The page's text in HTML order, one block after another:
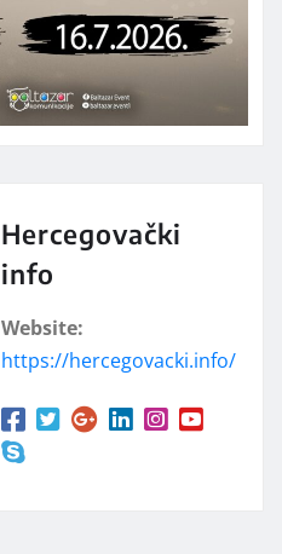
Hercegovački
info
Website:
https://hercegovacki.info/